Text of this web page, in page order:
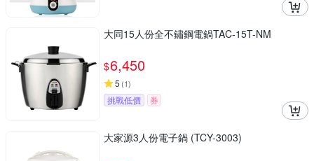
大同15人份全不鏽鋼電鍋TAC-15T-NM
$6,450
5 (1)
挑戰低價 券
大家源3人份電子鍋 (TCY-3003)